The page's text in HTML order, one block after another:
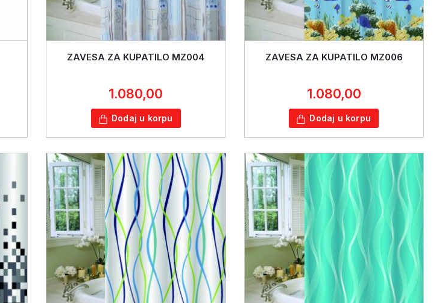
ZAVESA ZA KUPATILO MZ004
1.080,00
Dodaj u korpu
ZAVESA ZA KUPATILO MZ006
1.080,00
Dodaj u korpu